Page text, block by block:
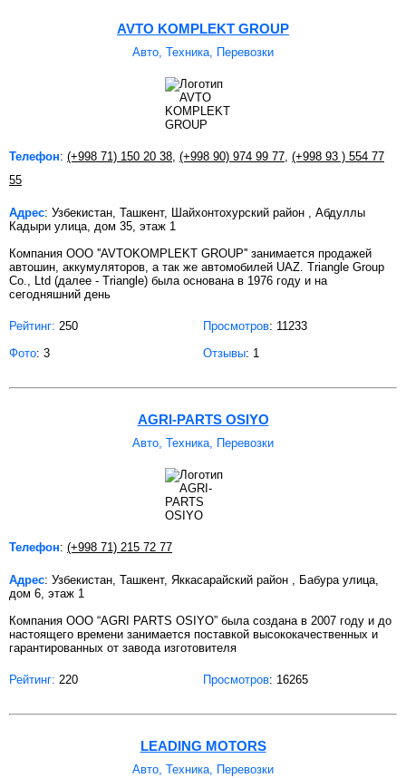
AVTO KOMPLEKT GROUP
Авто, Техника, Перевозки
Телефон: (+998 71) 150 20 38, (+998 90) 974 99 77, (+998 93 ) 554 77
55
Адрес: Узбекистан, Ташкент, Шайхонтохурский район , Абдуллы
Кадыри улица, дом 35, этаж 1
Компания OOO ''AVTOKOMPLEKT GROUP'' занимается продажей
автошин, аккумуляторов, а так же автомобилей UAZ. Triangle Group
Co., Ltd (далее - Triangle) была основана в 1976 году и на
сегодняшний день
Рейтинг: 250 Просмотров: 11233
Фото: 3 Отзывы: 1
AGRI-PARTS OSIYO
Авто, Техника, Перевозки
Телефон: (+998 71) 215 72 77
Адрес: Узбекистан, Ташкент, Яккасарайский район , Бабура улица,
дом 6, этаж 1
Компания ООО “AGRI PARTS OSIYO” была создана в 2007 году и до
настоящего времени занимается поставкой высококачественных и
гарантированных от завода изготовителя
Рейтинг: 220 Просмотров: 16265
LEADING MOTORS
Авто, Техника, Перевозки